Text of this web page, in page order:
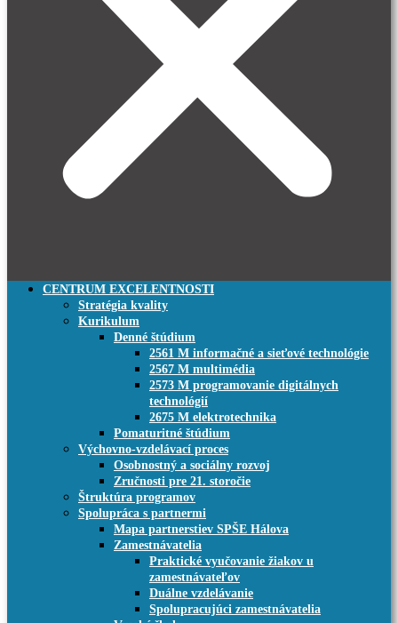
CENTRUM EXCELENTNOSTI
Stratégia kvality
Kurikulum
Denné štúdium
2561 M informačné a sieťové technológie
2567 M multimédia
2573 M programovanie digitálnych
technológií
2675 M elektrotechnika
Pomaturitné štúdium
Výchovno-vzdelávací proces
Osobnostný a sociálny rozvoj
Zručnosti pre 21. storočie
Štruktúra programov
Spolupráca s partnermi
Mapa partnerstiev SPŠE Hálova
Zamestnávatelia
Praktické vyučovanie žiakov u
zamestnávateľov
Duálne vzdelávanie
Spolupracujúci zamestnávatelia